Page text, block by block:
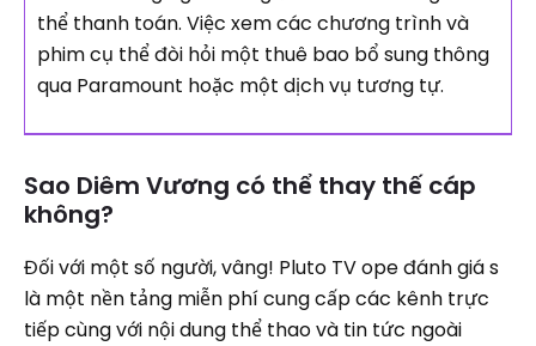
thể thanh toán. Việc xem các chương trình và
phim cụ thể đòi hỏi một thuê bao bổ sung thông
qua Paramount hoặc một dịch vụ tương tự.
Sao Diêm Vương có thể thay thế cáp
không?
Đối với một số người, vâng! Pluto TV ope đánh giá s
là một nền tảng miễn phí cung cấp các kênh trực
tiếp cùng với nội dung thể thao và tin tức ngoài